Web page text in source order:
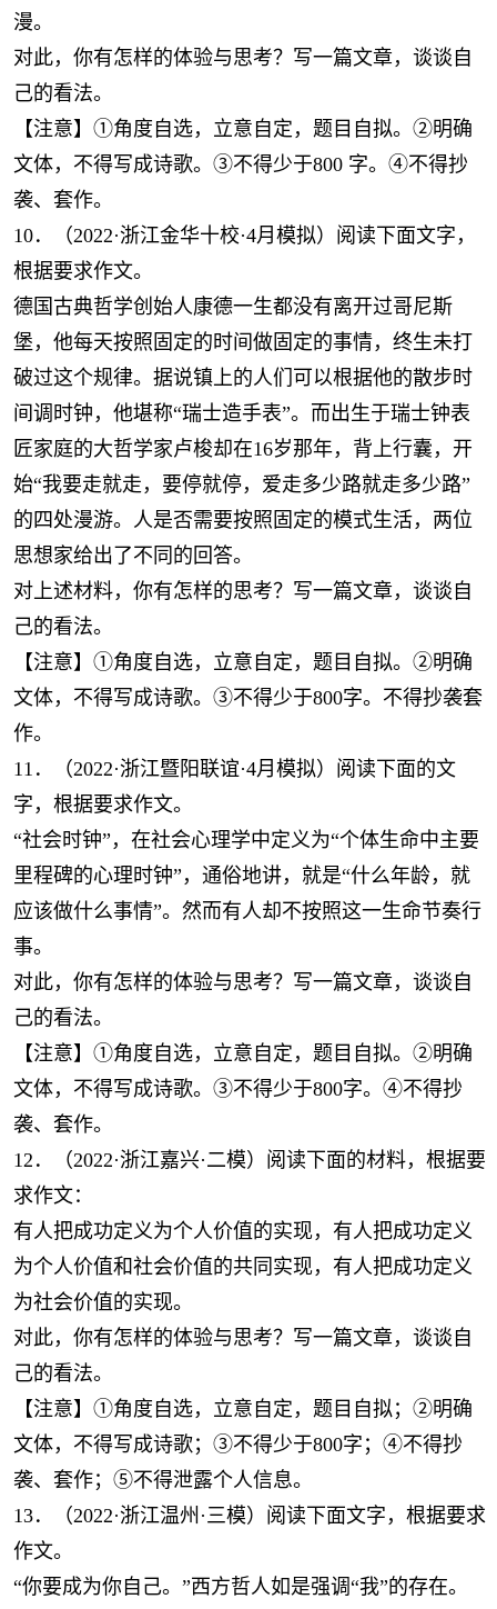
漫。
对此，你有怎样的体验与思考？写一篇文章，谈谈自
己的看法。
【注意】①角度自选，立意自定，题目自拟。②明确
文体，不得写成诗歌。③不得少于800 字。④不得抄
袭、套作。
10．（2022·浙江金华十校·4月模拟）阅读下面文字，
根据要求作文。
德国古典哲学创始人康德一生都没有离开过哥尼斯
堡，他每天按照固定的时间做固定的事情，终生未打
破过这个规律。据说镇上的人们可以根据他的散步时
间调时钟，他堪称“瑞士造手表”。而出生于瑞士钟表
匠家庭的大哲学家卢梭却在16岁那年，背上行囊，开
始“我要走就走，要停就停，爱走多少路就走多少路”
的四处漫游。人是否需要按照固定的模式生活，两位
思想家给出了不同的回答。
对上述材料，你有怎样的思考？写一篇文章，谈谈自
己的看法。
【注意】①角度自选，立意自定，题目自拟。②明确
文体，不得写成诗歌。③不得少于800字。不得抄袭套
作。
11．（2022·浙江暨阳联谊·4月模拟）阅读下面的文
字，根据要求作文。
“社会时钟”，在社会心理学中定义为“个体生命中主要
里程碑的心理时钟”，通俗地讲，就是“什么年龄，就
应该做什么事情”。然而有人却不按照这一生命节奏行
事。
对此，你有怎样的体验与思考？写一篇文章，谈谈自
己的看法。
【注意】①角度自选，立意自定，题目自拟。②明确
文体，不得写成诗歌。③不得少于800字。④不得抄
袭、套作。
12．（2022·浙江嘉兴·二模）阅读下面的材料，根据要
求作文：
有人把成功定义为个人价值的实现，有人把成功定义
为个人价值和社会价值的共同实现，有人把成功定义
为社会价值的实现。
对此，你有怎样的体验与思考？写一篇文章，谈谈自
己的看法。
【注意】①角度自选，立意自定，题目自拟；②明确
文体，不得写成诗歌；③不得少于800字；④不得抄
袭、套作；⑤不得泄露个人信息。
13．（2022·浙江温州·三模）阅读下面文字，根据要求
作文。
“你要成为你自己。”西方哲人如是强调“我”的存在。